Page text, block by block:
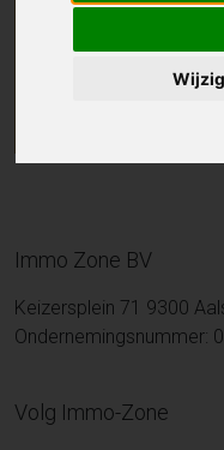
Immo Zone BV
Keizersplein 71 9300
Ondernemingsnummer:
Volg Immo-Zone